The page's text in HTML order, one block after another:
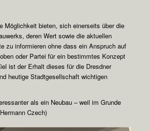
Möglichkeit bieten, sich einerseits über die
deren Wert sowie die aktuellen
zu informieren ohne dass ein Anspruch auf
oder Partei für ein bestimmtes Konzept
ist der Erhalt dieses für die Dresdner
heutige Stadtgesellschaft wichtigen
als ein Neubau – weil im Grunde
Czech)